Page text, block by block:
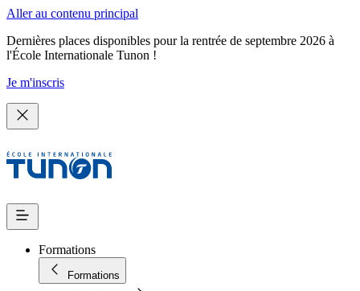
Aller au contenu principal
Dernières places disponibles pour la rentrée de septembre 2026 à
l'École Internationale Tunon !
Je m'inscris
Formations
Formations